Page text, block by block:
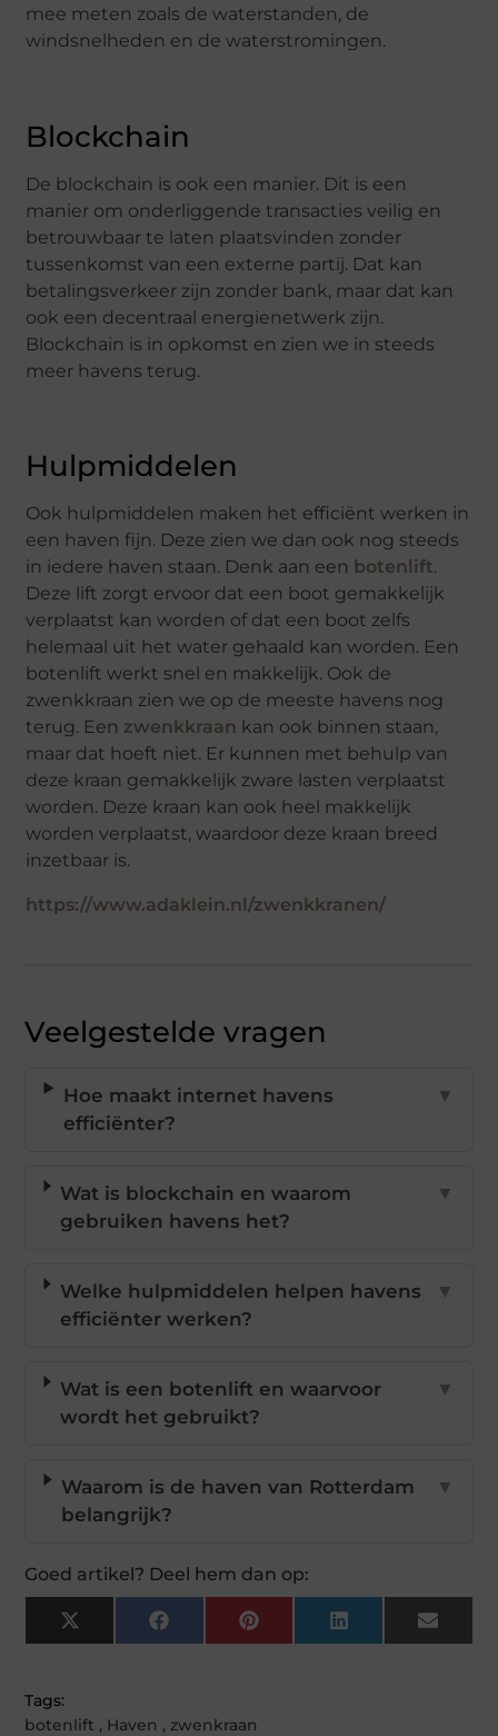
mee meten zoals de waterstanden, de
windsnelheden en de waterstromingen.
Blockchain
De blockchain is ook een manier. Dit is een
manier om onderliggende transacties veilig en
betrouwbaar te laten plaatsvinden zonder
tussenkomst van een externe partij. Dat kan
betalingsverkeer zijn zonder bank, maar dat kan
ook een decentraal energienetwerk zijn.
Blockchain is in opkomst en zien we in steeds
meer havens terug.
Hulpmiddelen
Ook hulpmiddelen maken het efficiënt werken in
een haven fijn. Deze zien we dan ook nog steeds
in iedere haven staan. Denk aan een botenlift.
Deze lift zorgt ervoor dat een boot gemakkelijk
verplaatst kan worden of dat een boot zelfs
helemaal uit het water gehaald kan worden. Een
botenlift werkt snel en makkelijk. Ook de
zwenkkraan zien we op de meeste havens nog
terug. Een zwenkkraan kan ook binnen staan,
maar dat hoeft niet. Er kunnen met behulp van
deze kraan gemakkelijk zware lasten verplaatst
worden. Deze kraan kan ook heel makkelijk
worden verplaatst, waardoor deze kraan breed
inzetbaar is.
https://www.adaklein.nl/zwenkkranen/
Veelgestelde vragen
Hoe maakt internet havens
efficiënter?
▼
Wat is blockchain en waarom
gebruiken havens het?
▼
Welke hulpmiddelen helpen havens
efficiënter werken?
▼
Wat is een botenlift en waarvoor
wordt het gebruikt?
▼
Waarom is de haven van Rotterdam
belangrijk?
▼
Goed artikel? Deel hem dan op:
X
(Twitter)
FacebookPinterestLinkedInEmail
Tags:
botenlift , Haven ,zwenkraan